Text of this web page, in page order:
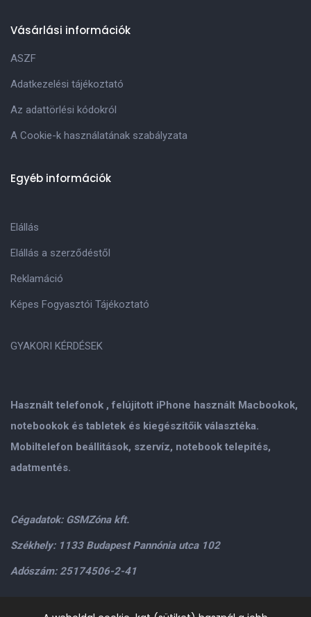
Használt telefonok , felújitott iPhone használt Macbookok,
notebookok és tabletek és kiegészitőik választéka.
Mobiltelefon beállitások, szervíz, notebook telepités,
adatmentés.
Cégadatok: GSMZóna kft.
Székhely: 1133 Budapest Pannónia utca 102
Adószám: 25174506-2-41
Személyes átvétel: GSMZóna kft. 1134.Bp. Váci út 9-15
Vásárlási információk
ASZF
Adatkezelési tájékoztató
Az adattörlési kódokról
A Cookie-k használatának szabályzata
Egyéb információk
Elállás
Elállás a szerződéstől
Reklamáció
Képes Fogyasztói Tájékoztató
GYAKORI KÉRDÉSEK